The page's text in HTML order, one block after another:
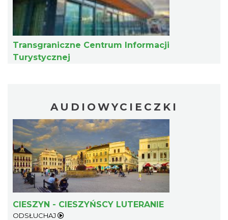
Koncert KARUZELA GNA
Transgraniczne Centrum Informacji
Turystycznej
AUDIOWYCIECZKI
CIESZYN - CIESZYŃSCY LUTERANIE
ODSŁUCHAJ